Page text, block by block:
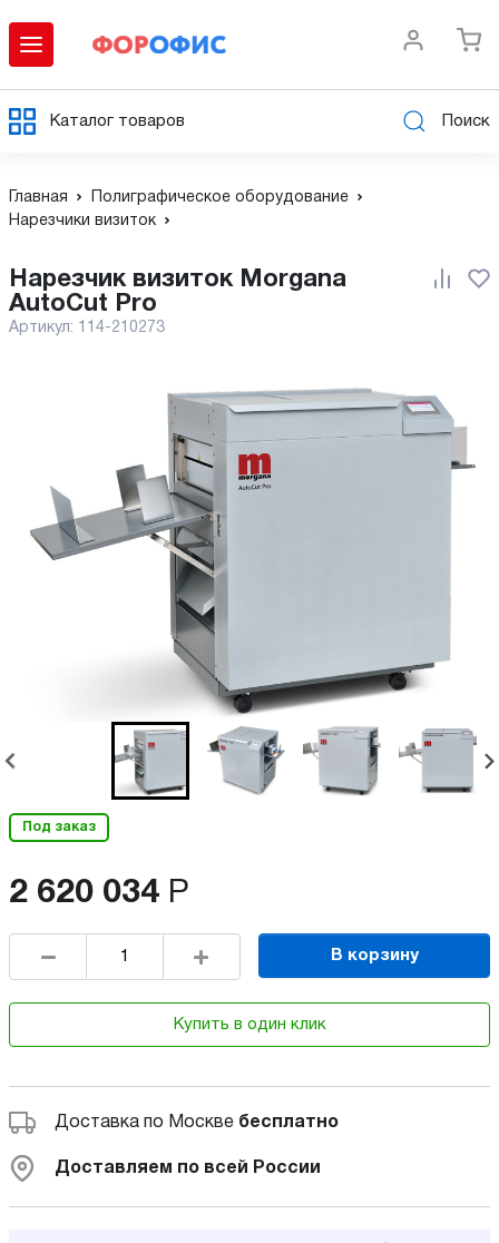
Каталог товаров Поиск
Главная
Полиграфическое оборудование
Нарезчики визиток
Нарезчик визиток Morgana
AutoCut Pro
Артикул: 114-210273
Под заказ
2 620 034 Р
В корзину
Купить в один клик
Доставка по Москве бесплатно
Доставляем по всей России